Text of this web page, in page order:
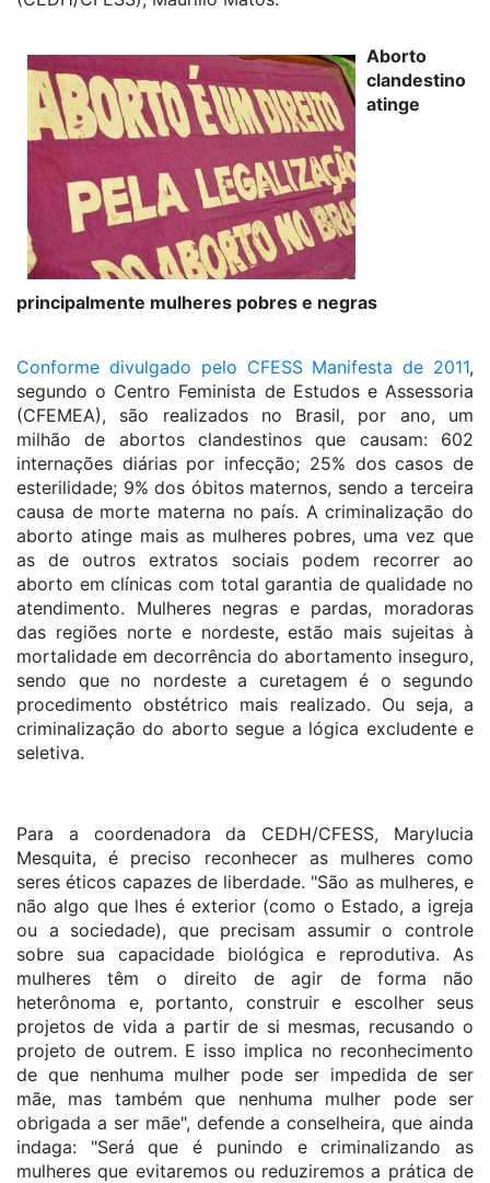
Aborto
clandestino
atinge
principalmente mulheres pobres e negras
Conforme divulgado pelo CFESS Manifesta de 2011,
segundo o Centro Feminista de Estudos e Assessoria
(CFEMEA), são realizados no Brasil, por ano, um
milhão de abortos clandestinos que causam: 602
internações diárias por infecção; 25% dos casos de
esterilidade; 9% dos óbitos maternos, sendo a terceira
causa de morte materna no país. A criminalização do
aborto atinge mais as mulheres pobres, uma vez que
as de outros extratos sociais podem recorrer ao
aborto em clínicas com total garantia de qualidade no
atendimento. Mulheres negras e pardas, moradoras
das regiões norte e nordeste, estão mais sujeitas à
mortalidade em decorrência do abortamento inseguro,
sendo que no nordeste a curetagem é o segundo
procedimento obstétrico mais realizado. Ou seja, a
criminalização do aborto segue a lógica excludente e
seletiva.
Para a coordenadora da CEDH/CFESS, Marylucia
Mesquita, é preciso reconhecer as mulheres como
seres éticos capazes de liberdade. "São as mulheres, e
não algo que lhes é exterior (como o Estado, a igreja
ou a sociedade), que precisam assumir o controle
sobre sua capacidade biológica e reprodutiva. As
mulheres têm o direito de agir de forma não
heterônoma e, portanto, construir e escolher seus
projetos de vida a partir de si mesmas, recusando o
projeto de outrem. E isso implica no reconhecimento
de que nenhuma mulher pode ser impedida de ser
mãe, mas também que nenhuma mulher pode ser
obrigada a ser mãe", defende a conselheira, que ainda
indaga: "Será que é punindo e criminalizando as
mulheres que evitaremos ou reduziremos a prática de